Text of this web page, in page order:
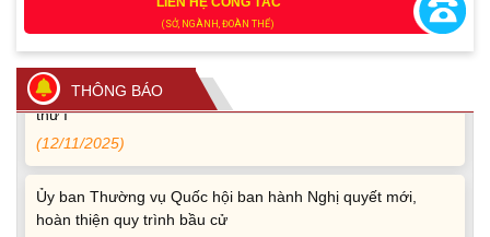
(SỞ, NGÀNH, ĐOÀN THỂ)
THÔNG BÁO
Tài liệu hỏi đáp văn kiện đại hội Đảng bộ tỉnh Đắk Lắk lần
thứ I
Ủy ban Thường vụ Quốc hội ban hành Nghị quyết mới,
hoàn thiện quy trình bầu cử